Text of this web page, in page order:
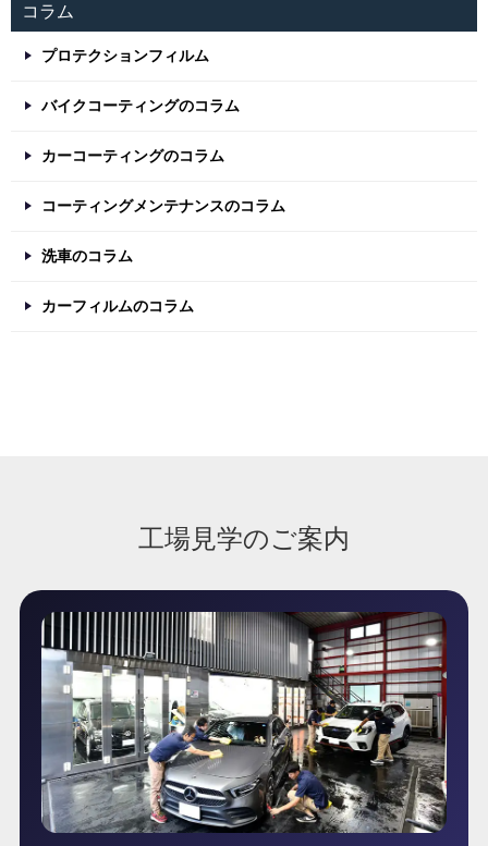
コラム
プロテクションフィルム
バイクコーティングのコラム
カーコーティングのコラム
コーティングメンテナンスのコラム
洗車のコラム
カーフィルムのコラム
工場見学のご案内